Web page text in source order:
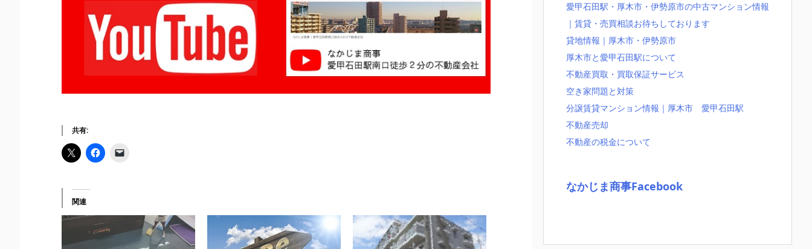
共有:
関連
愛甲石田駅・厚木市・伊勢原市の中古マンション情報
｜賃貸・売買相談お待ちしております
貸地情報｜厚木市・伊勢原市
厚木市と愛甲石田駅について
不動産買取・買取保証サービス
空き家問題と対策
分譲賃貸マンション情報｜厚木市 愛甲石田駅
不動産売却
不動産の税金について
なかじま商事Facebook